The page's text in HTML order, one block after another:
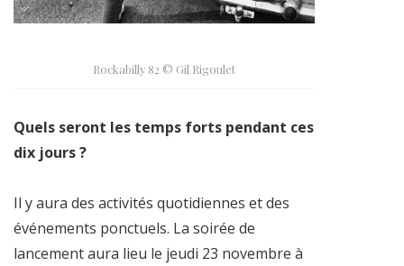
Rockabilly 82 © Gil Rigoulet
Quels seront les temps forts pendant ces
dix jours ?
Il y aura des activités quotidiennes et des
événements ponctuels. La soirée de
lancement aura lieu le jeudi 23 novembre à